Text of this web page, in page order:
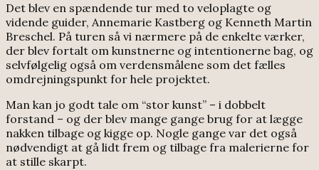
Det blev en spændende tur med to veloplagte og
vidende guider, Annemarie Kastberg og Kenneth Martin
Breschel. På turen så vi nærmere på de enkelte værker,
der blev fortalt om kunstnerne og intentionerne bag, og
selvfølgelig også om verdensmålene som det fælles
omdrejningspunkt for hele projektet.
Man kan jo godt tale om “stor kunst” – i dobbelt
forstand – og der blev mange gange brug for at lægge
nakken tilbage og kigge op. Nogle gange var det også
nødvendigt at gå lidt frem og tilbage fra malerierne for
at stille skarpt.